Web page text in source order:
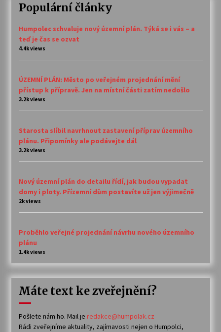
Populární články
Humpolec schvaluje nový územní plán. Týká se i vás – a
teď je čas se ozvat
4.4k views
ÚZEMNÍ PLÁN: Město po veřejném projednání mění
přístup k přípravě. Jen na místní části zatím nedošlo
3.2k views
Starosta slíbil navrhnout zastavení příprav územního
plánu. Připomínky ale podávejte dál
3.2k views
Nový územní plán do detailu řídí, jak budou vypadat
domy i ploty. Přízemní dům postavíte už jen výjimečně
2k views
Proběhlo veřejné projednání návrhu nového územního
plánu
1.4k views
Máte text ke zveřejnění?
Pošlete nám ho. Mail je redakce@humpolak.cz
Rádi zveřejníme aktuality, zajímavosti nejen o Humpolci,